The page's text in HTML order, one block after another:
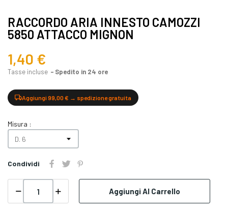
RACCORDO ARIA INNESTO CAMOZZI
5850 ATTACCO MIGNON
1,40 €
Tasse incluse Spedito in 24 ore
Aggiungi 99,00 € → spedizione gratuita
Misura :
Condividi
Aggiungi Al Carrello